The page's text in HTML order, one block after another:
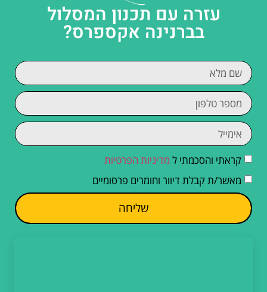
עזרה עם תכנון המסלול
בברנינה אקספרס?
קראתי והסכמתי ל מדיניות הפרטיות
מאשר/ת קבלת דיוור וחומרים פרסומיים
שליחה